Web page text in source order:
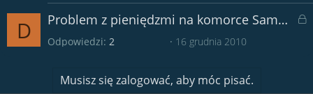
D Problem z pieniędzmi na komorce Samsung i5800 galaxy Z
a
Odpowiedzi 2 16 grudnia 2010
Musisz się zalogować, aby móc pisać.